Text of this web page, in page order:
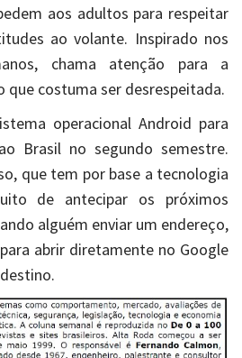
aos adultos para respeitar
ao volante. Inspirado nos
chama atenção para a
que costuma ser desrespeitada.
operacional Android para
Brasil no segundo semestre.
que tem por base a tecnologia
de antecipar os próximos
alguém enviar um endereço,
abrir diretamente no Google